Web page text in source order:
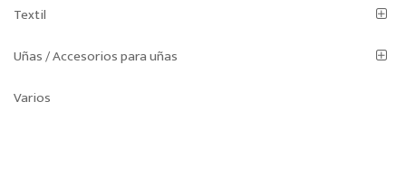
Textil
Uñas / Accesorios para uñas
Varios